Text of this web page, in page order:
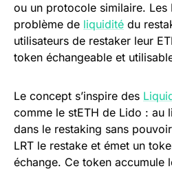
ou un protocole similaire. Les
problème de liquidité du
utilisateurs de restaker leur
token échangeable et
Le concept s’inspire des
comme le stETH de Lido : au
dans le restaking sans
LRT le restake et émet un
échange. Ce token accumule